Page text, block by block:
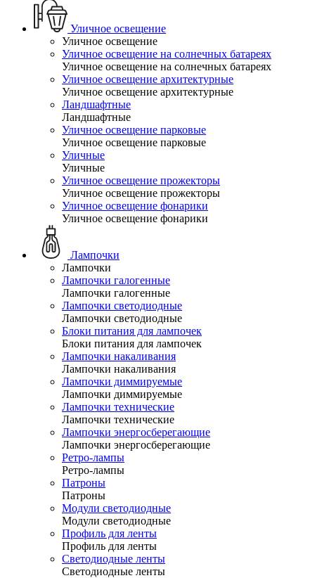
Уличное освещение
Уличное освещение
Уличное освещение на солнечных батареях
Уличное освещение на солнечных батареях
Уличное освещение архитектурные
Уличное освещение архитектурные
Ландшафтные
Ландшафтные
Уличное освещение парковые
Уличное освещение парковые
Уличные
Уличные
Уличное освещение прожекторы
Уличное освещение прожекторы
Уличное освещение фонарики
Уличное освещение фонарики
Лампочки
Лампочки
Лампочки галогенные
Лампочки галогенные
Лампочки светодиодные
Лампочки светодиодные
Блоки питания для лампочек
Блоки питания для лампочек
Лампочки накаливания
Лампочки накаливания
Лампочки диммируемые
Лампочки диммируемые
Лампочки технические
Лампочки технические
Лампочки энергосберегающие
Лампочки энергосберегающие
Ретро-лампы
Ретро-лампы
Патроны
Патроны
Модули светодиодные
Модули светодиодные
Профиль для ленты
Профиль для ленты
Светодиодные ленты
Светодиодные ленты